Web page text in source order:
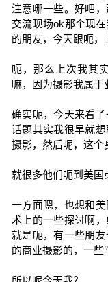
注意哪一些。好吧
交流现场ok那个现
的朋友，今天跟呃，
呃，那么上次我其
嘛，因为摄影我属于
确实呃，今天来看
话题其实我很早就
摄影，然后呢，这个
就很多他们呃到美国
一方面嗯，也想和
术上的一些探讨啊
就是呃，有一些朋
的商业摄影的，一些